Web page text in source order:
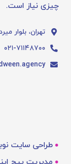
چیزی نیاز است.
تهران، بلوار
۰۲۱-۷۱۱۴۸۷۰۰
طراحی سایت
مدیریت پیج